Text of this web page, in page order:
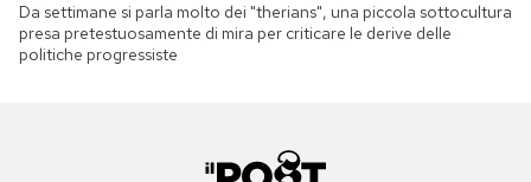
Da settimane si parla molto dei "therians", una piccola sottocultura
presa pretestuosamente di mira per criticare le derive delle
politiche progressiste